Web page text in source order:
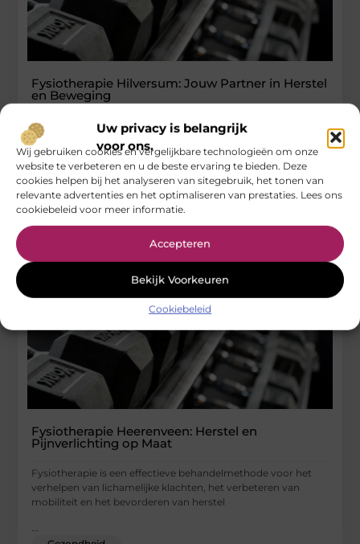
Uw privacy is belangrijk
voor ons.
Wij gebruiken cookies en vergelijkbare technologieën om onze
website te verbeteren en u de beste ervaring te bieden. Deze
cookies helpen bij het analyseren van sitegebruik, het tonen van
relevante advertenties en het optimaliseren van prestaties. Lees ons
cookiebeleid voor meer informatie.
Accepteren
Bekijk Voorkeuren
Cookiebeleid
Fysiotherapie Hilversum: Jouw Partner in Herstel
en Beweging
Wanneer pijn of blessures je bewegingsvrijheid beperken, is
professionele hulp onmisbaar. Gelukkig kun je vertrouwen op
de deskundigheid van fysiotherapie
...
Gezondheid
Fysiotherapie Heerenveen: Herstel en
Pijnverlichting op Maat
Fysiotherapie is een effectieve behandelmethode voor het
verhelpen van lichamelijke klachten, het verbeteren van
mobiliteit en het bevorderen van herstel
...